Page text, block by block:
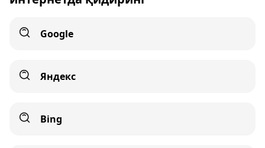
Google
Яндекс
Bing